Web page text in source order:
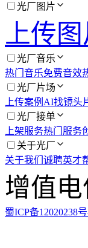
光厂图片
上传图
光厂音乐
热门音乐免费音效
光厂片场
上传案例 AI找镜头
光厂接单
上架服务热门服务
关于光厂
关于我们 诚聘英才
增值
蜀ICP备12020238